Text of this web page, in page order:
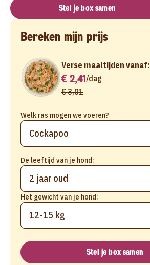
Stel je box samen
Bereken mijn prijs
Welk ras mogen we voeren?
De leeftijd van je hond:
2 jaar oud
Het gewicht van je hond:
12-15 kg
Verse maaltijden vanaf:
€ 2,41/dag
€ 3,01
Stel je box samen